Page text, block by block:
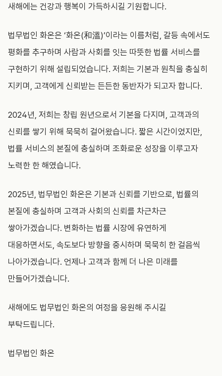
새해에는 건강과 행복이 가득하시길 기원합니다.
법무법인 화온은 ‘화온(和溫)’이라는 이름처럼, 갈등 속에서도
평화를 추구하며 사람과 사회를 잇는 따뜻한 법률 서비스를
구현하기 위해 설립되었습니다. 저희는 기본과 원칙을 충실히
지키며, 고객에게 신뢰받는 든든한 동반자가 되고자 합니다.
2024년, 저희는 창립 원년으로서 기본을 다지며, 고객과의
신뢰를 쌓기 위해 묵묵히 걸어왔습니다. 짧은 시간이었지만,
법률 서비스의 본질에 충실하며 조화로운 성장을 이루고자
노력한 한 해였습니다.
2025년, 법무법인 화온은 기본과 신뢰를 기반으로, 법률의
본질에 충실하며 고객과 사회의 신뢰를 차근차근
쌓아가겠습니다. 변화하는 법률 시장에 유연하게
대응하면서도, 속도보다 방향을 중시하며 묵묵히 한 걸음씩
나아가겠습니다. 언제나 고객과 함께 더 나은 미래를
만들어가겠습니다.
새해에도 법무법인 화온의 여정을 응원해 주시길
부탁드립니다.
법무법인 화온